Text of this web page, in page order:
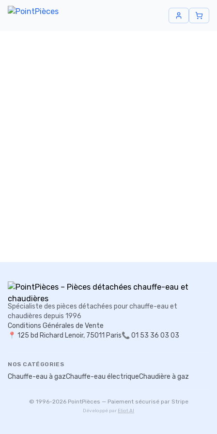
Spécialiste des pièces détachées pour chauffe-eau et
chaudières depuis 1996
Conditions Générales de Vente
📍 125 bd Richard Lenoir, 75011 Paris📞 01 53 36 03 03
NOS CATÉGORIES
Chauffe-eau à gazChauffe-eau électriqueChaudière à gaz
© 1996-2026PointPièces — Paiement sécurisé par Stripe
Développé par Eliot AI